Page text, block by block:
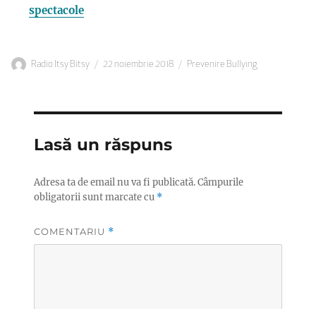
spectacole
Autor
Radio Itsy Bitsy
Publicat
22 noiembrie 2018 Categorii
Prevenire Bullying
Lasă un răspuns
Adresa ta de email nu va fi publicată.Câmpurile
obligatorii sunt marcate cu *
COMENTARIU *